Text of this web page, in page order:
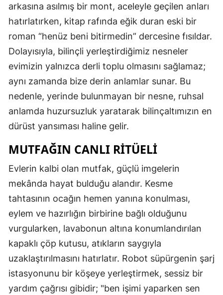
arkasına asılmış bir mont, aceleyle geçilen anları
hatırlatırken, kitap rafında eğik duran eski bir
roman “henüz beni bitirmedin” dercesine fısıldar.
Dolayısıyla, bilinçli yerleştirdiğimiz nesneler
evimizin yalnızca derli toplu olmasını sağlamaz;
aynı zamanda bize derin anlamlar sunar. Bu
nedenle, yerinde bulunmayan bir nesne, ruhsal
anlamda huzursuzluk yaratarak bilinçaltımızın en
dürüst yansıması haline gelir.
MUTFAĞIN CANLI RITÜELI
Evlerin kalbi olan mutfak, güçlü imgelerin
mekânda hayat bulduğu alandır. Kesme
tahtasının ocağın hemen yanına konulması,
eylem ve hazırlığın birbirine bağlı olduğunu
vurgularken, lavabonun altına konumlandırılan
kapaklı çöp kutusu, atıkların saygıyla
uzaklaştırılmasını hatırlatır. Robot süpürgenin şarj
istasyonunu bir köşeye yerleştirmek, sessiz bir
yardım çağrısı gibidir; "ben işimi yaparken sen